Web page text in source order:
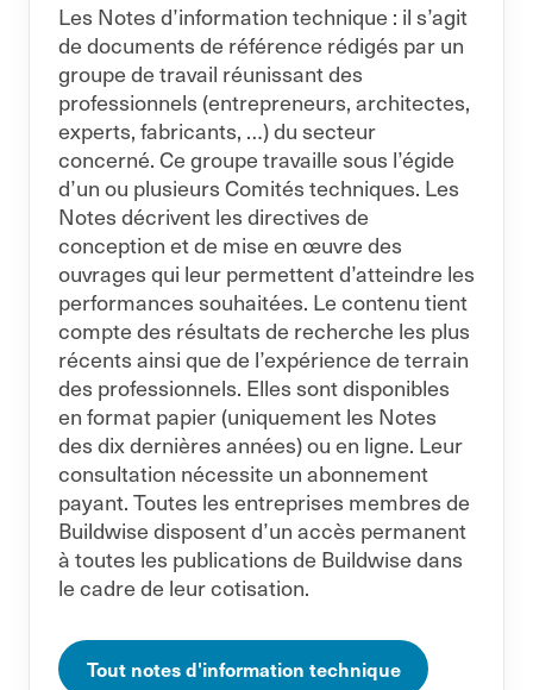
Les Notes d’information technique : il s’agit
de documents de référence rédigés par un
groupe de travail réunissant des
professionnels (entrepreneurs, architectes,
experts, fabricants, …) du secteur
concerné. Ce groupe travaille sous l’égide
d’un ou plusieurs Comités techniques. Les
Notes décrivent les directives de
conception et de mise en œuvre des
ouvrages qui leur permettent d’atteindre les
performances souhaitées. Le contenu tient
compte des résultats de recherche les plus
récents ainsi que de l’expérience de terrain
des professionnels. Elles sont disponibles
en format papier (uniquement les Notes
des dix dernières années) ou en ligne. Leur
consultation nécessite un abonnement
payant. Toutes les entreprises membres de
Buildwise disposent d’un accès permanent
à toutes les publications de Buildwise dans
le cadre de leur cotisation.
Tout notes d'information technique